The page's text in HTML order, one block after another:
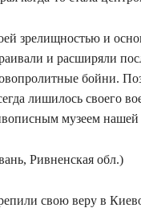
зрелищностью и
и расширяли
бойни.
лишилось своего
музеем нашей
Ривненская обл.)
свою веру в